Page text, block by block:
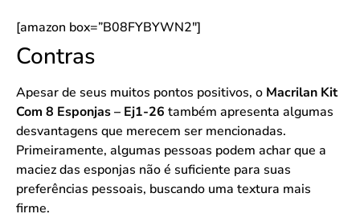
[amazon box=”B08FYBYWN2″]
Contras
Apesar de seus muitos pontos positivos, o Macrilan Kit
Com 8 Esponjas – Ej1-26 também apresenta algumas
desvantagens que merecem ser mencionadas.
Primeiramente, algumas pessoas podem achar que a
maciez das esponjas não é suficiente para suas
preferências pessoais, buscando uma textura mais
firme.